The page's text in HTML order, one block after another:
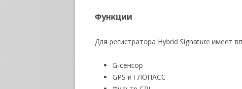
Функции
Для регистратора Hybrid Signature имеет
G-сенсор
GPS и ГЛОНАСС